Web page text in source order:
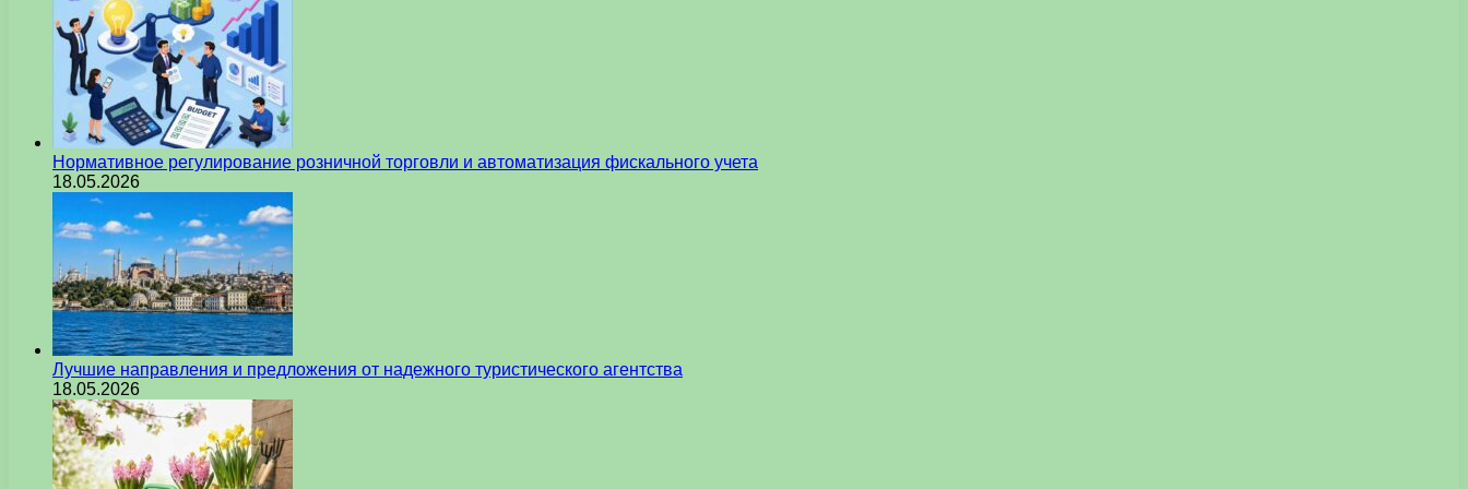
Нормативное регулирование розничной торговли и автоматизация фискального учета
18.05.2026
Лучшие направления и предложения от надежного туристического агентства
18.05.2026